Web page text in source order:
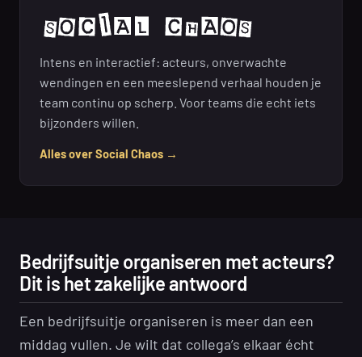
Intens en interactief: acteurs, onverwachte
wendingen en een meeslepend verhaal houden je
team continu op scherp. Voor teams die echt iets
bijzonders willen.
Alles over Social Chaos →
Bedrijfsuitje organiseren met acteurs?
Dit is het zakelijke antwoord
Een bedrijfsuitje organiseren is meer dan een
middag vullen. Je wilt dat collega’s elkaar écht